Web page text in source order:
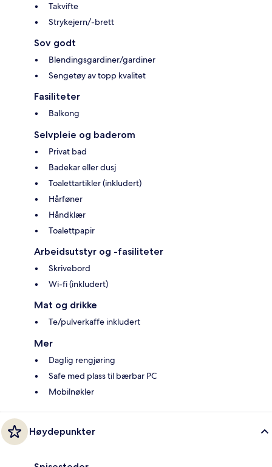
Takvifte
Strykejern/-brett
Sov godt
Blendingsgardiner/gardiner
Sengetøy av topp kvalitet
Fasiliteter
Balkong
Selvpleie og baderom
Privat bad
Badekar eller dusj
Toalettartikler (inkludert)
Hårføner
Håndklær
Toalettpapir
Arbeidsutstyr og -fasiliteter
Skrivebord
Wi-fi (inkludert)
Mat og drikke
Te/pulverkaffe inkludert
Mer
Daglig rengjøring
Safe med plass til bærbar PC
Mobilnøkler
Høydepunkter